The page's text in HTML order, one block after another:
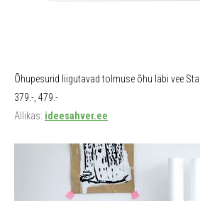
Õhupesurid liigutavad tolmuse õhu läbi vee
379.-, 479.-
Allikas: ideesahver.ee